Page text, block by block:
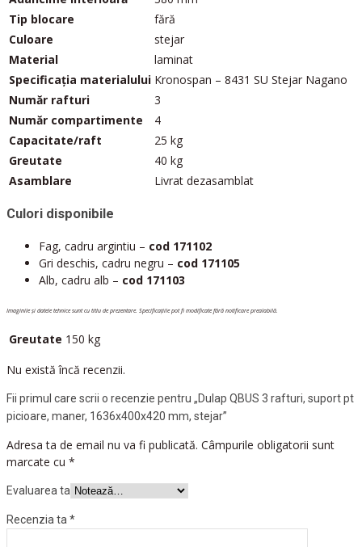
Specificația materialului
Kronospan – 8431 SU Stejar Nagano
Număr rafturi
Număr compartimente
4
Capacitate/raft
25 kg
Greutate
40 kg
Asamblare
Livrat dezasamblat
Culori disponibile
Fag, cadru argintiu –
cod 171102
Alb, cadru alb –
Imaginile și datele tehnice sunt cu titlu de prezentare. Specificațiile pot fi modificate fără notificare prealabilă.
Greutate 150 kg
picioare, maner, 1636x400x420 mm, stejar”
Adresa ta de email nu va fi publicată.
marcate cu*
Evaluarea ta
Recenzia ta*